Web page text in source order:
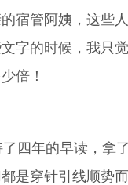
宿管阿姨，这些
字的时候，我只
倍！
四年的早读，拿
是穿针引线顺势